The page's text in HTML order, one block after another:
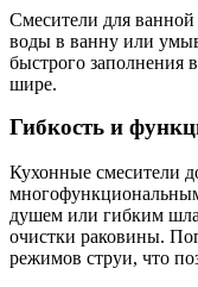
Смесители для
воды в ванну или
быстрого заполнения
шире.
Гибкость и
Кухонные смесители
душем или гибким
очистки раковины.
режимов струи, что